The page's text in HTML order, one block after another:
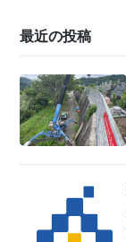
最近の投稿